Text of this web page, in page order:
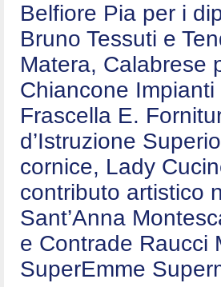
Belfiore Pia per i
Bruno Tessuti e
Matera, Calabrese
Chiancone
Frascella E.
d’Istruzione
cornice, Lady
contributo artistico
Sant’Anna
e Contrade Raucci
SuperEmme